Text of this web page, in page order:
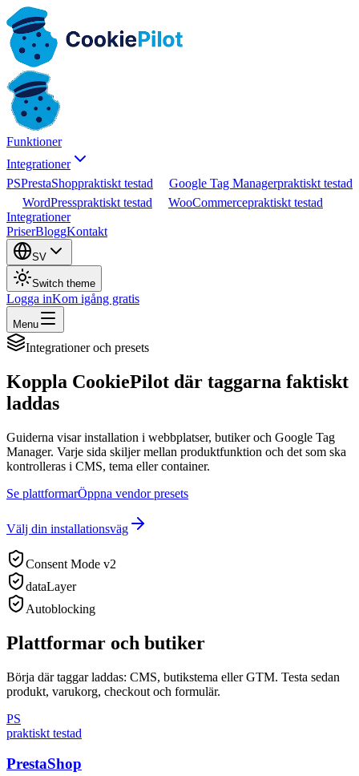
Funktioner
Integrationer
PSPrestaShoppraktiskt testad Google Tag Managerpraktiskt testad
WordPresspraktiskt testad WooCommercepraktiskt testad
Integrationer
PriserBloggKontakt
SV
Switch theme
Logga inKom igång gratis
Menu
Integrationer och presets
Koppla CookiePilot där taggarna faktiskt
laddas
Guiderna visar installation i webbplatser, butiker och Google Tag
Manager. Varje sida skiljer mellan produktfunktion och det som ska
kontrolleras i CMS, tema eller container.
Se plattformarÖppna vendor presets
Välj din installationsväg
Consent Mode v2
dataLayer
Autoblocking
Plattformar och butiker
Börja där taggar laddas: CMS, butikstema eller GTM. Testa sedan
produkt, varukorg, checkout och formulär.
PS
praktiskt testad
PrestaShop